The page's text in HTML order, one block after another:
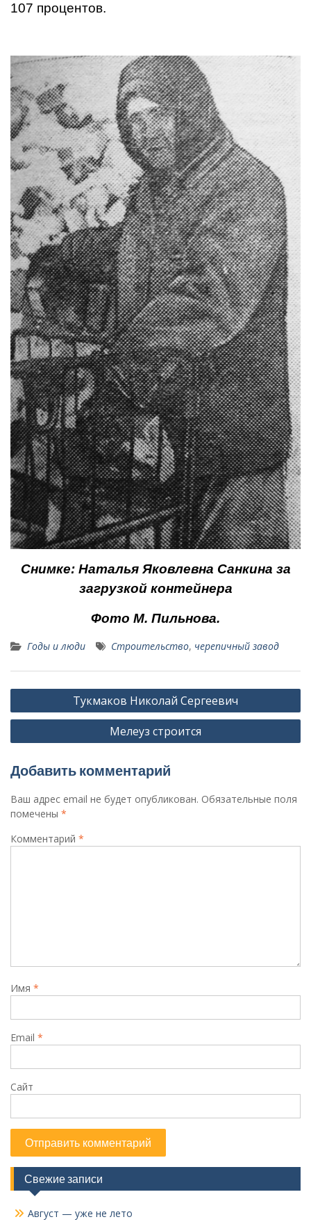
107 процентов.
Снимке: Наталья Яков­левна Санкина за
загрузкой контейнера
Фото М. Пильнова.
Годы и люди Строительство, черепичный завод
Навигация
по
Тукмаков Николай Сергеевич
Мелеуз строится
Добавить комментарий
Ваш адрес email не будет опубликован. Обязательные поля
помечены *
Комментарий *
Имя *
Email *
Сайт
Свежие записи
Август — уже не лето